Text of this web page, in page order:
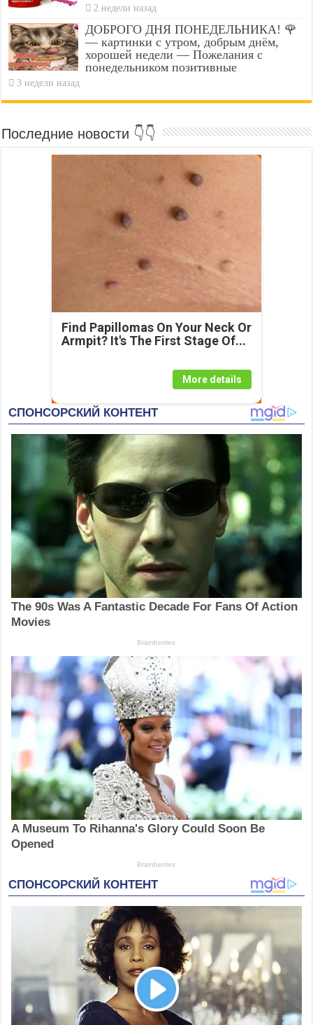
2 недели назад
ДОБРОГО ДНЯ ПОНЕДЕЛЬНИКА! 🌹
— картинки с утром, добрым днём,
хорошей недели — Пожелания с
понедельником позитивные
3 недели назад
Последние новости 👇👇
Find Papillomas On Your Neck Or
Armpit? It's The First Stage Of...
More details